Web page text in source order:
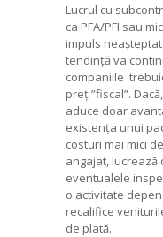
Lucrul cu
ca PFA/PFI sau
impuls
tendință va
companiile
preț ”fiscal”.
aduce doar
existența unui
costuri mai mici
angajat, lucrează
eventualele
o activitate
recalifice
de plată.